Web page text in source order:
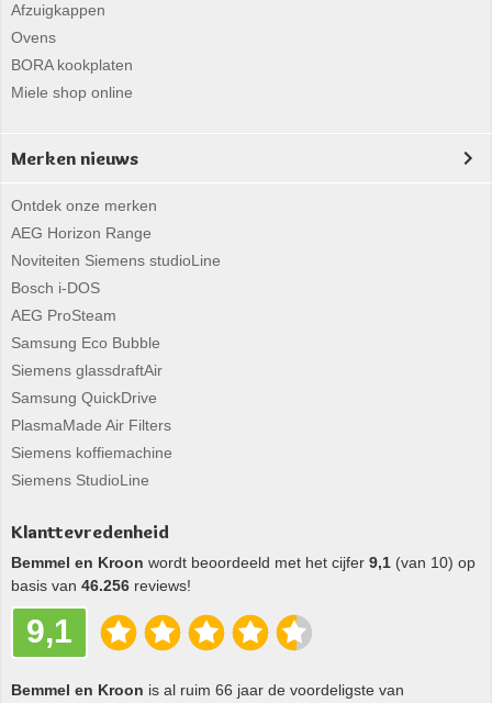
Afzuigkappen
Ovens
BORA kookplaten
Miele shop online
Merken nieuws
Ontdek onze merken
AEG Horizon Range
Noviteiten Siemens studioLine
Bosch i-DOS
AEG ProSteam
Samsung Eco Bubble
Siemens glassdraftAir
Samsung QuickDrive
PlasmaMade Air Filters
Siemens koffiemachine
Siemens StudioLine
Klanttevredenheid
Bemmel en Kroon wordt beoordeeld met het cijfer 9,1 (van 10) op
basis van 46.256 reviews!
9,1
Bemmel en Kroon is al ruim 66 jaar de voordeligste van